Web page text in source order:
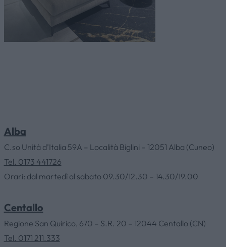
Alba
C.so Unità d’Italia 59A – Località Biglini – 12051 Alba (Cuneo)
Tel. 0173 441726
Orari: dal martedì al sabato 09.30/12.30 – 14.30/19.00
Centallo
Regione San Quirico, 670 – S.R. 20 – 12044 Centallo (CN)
Tel. 0171 211.333